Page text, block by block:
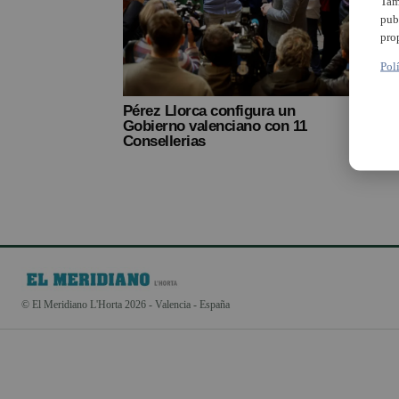
Pérez Llorca configura un
Gobierno valenciano con 11
Consellerias
© El Meridiano L'Horta 2026 - Valencia - España